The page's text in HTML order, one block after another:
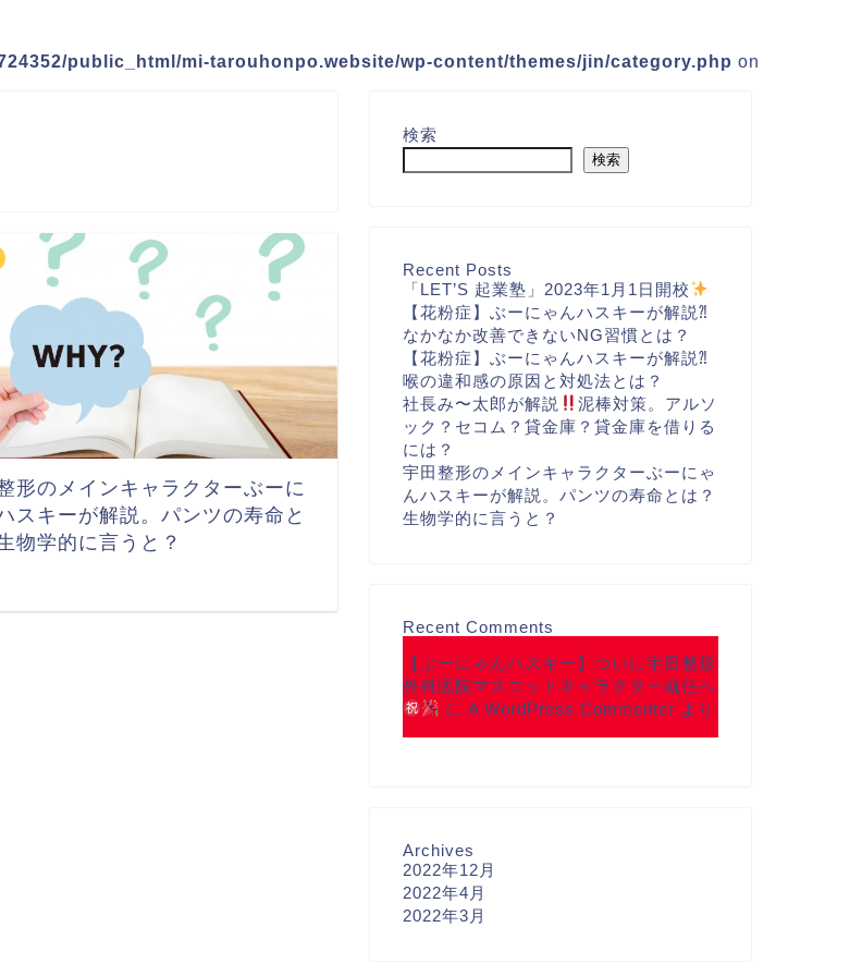
public_html/mi-tarouhonpo.website/wp-content/themes/jin/category.php on
形のメインキャラクターぶーに
スキーが解説。パンツの寿命と
物学的に言うと？
検索
検索
Recent Posts
「LET’S 起業塾」2023年1月1日開校
【花粉症】ぶーにゃんハスキーが解説⁈
なかなか改善できないNG習慣とは？
【花粉症】ぶーにゃんハスキーが解説⁈
喉の違和感の原因と対処法とは？
社長み〜太郎が解説
泥棒対策。アルソ
ック？セコム？貸金庫？貸金庫を借りる
には？
宇田整形のメインキャラクターぶーにゃ
んハスキーが解説。パンツの寿命とは？
生物学的に言うと？
Recent Comments
【ぶーにゃんハスキー】ついに宇田整形
外科医院マスコットキャラクター就任へ
にA WordPress Commenter より
Archives
2022年12月
2022年4月
2022年3月